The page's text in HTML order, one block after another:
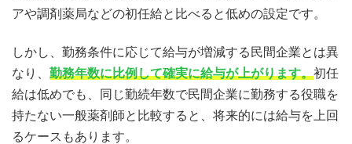
アや調剤薬局などの初任給と比べると低めの設定です。
しかし、勤務条件に応じて給与が増減する民間企業とは異
なり、 勤務年数に比例して確実に給与が上がります。初任
給は低めでも、同じ勤続年数で民間企業に勤務する役職を
持たない一般薬剤師と比較すると、将来的には給与を上回
るケースもあります。